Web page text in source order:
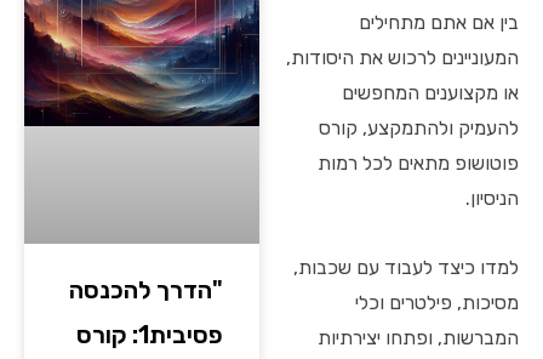
בין אם אתם מתחילים
המעוניינים לרכוש את היסודות,
או מקצוענים המחפשים
להעמיק ולהתמקצע, קורס
פוטושופ מתאים לכל רמות
הניסיון.
למדו כיצד לעבוד עם שכבות,
מסיכות, פילטרים וכלי
המברשות, ופתחו יצירתיות
"הדרך להכנסה
פסיבית1: קורס